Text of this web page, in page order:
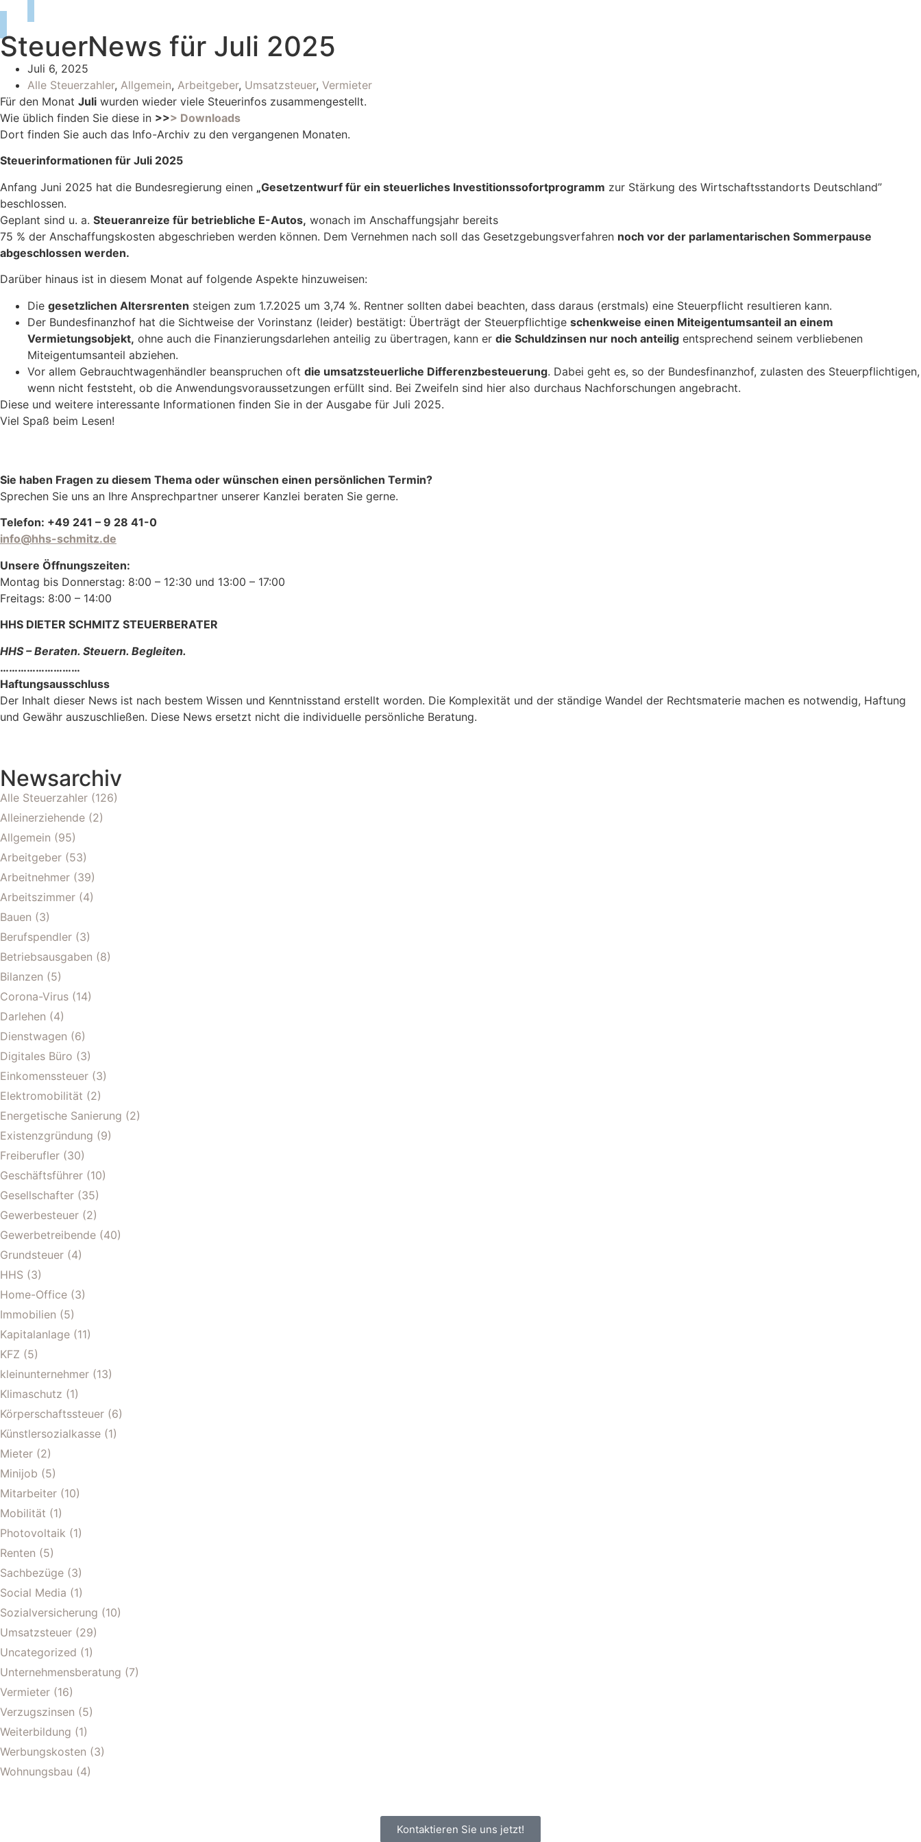
SteuerNews für Juli 2025
Juli 6, 2025
Alle Steuerzahler, Allgemein, Arbeitgeber, Umsatzsteuer, Vermieter
Für den Monat Juli wurden wieder viele Steuerinfos zusammengestellt.
Wie üblich finden Sie diese in >>> Downloads
Dort finden Sie auch das Info-Archiv zu den vergangenen Monaten.
Steuerinformationen für Juli 2025
Anfang Juni 2025 hat die Bundesregierung einen „Gesetzentwurf für ein steuerliches Investitionssofortprogramm zur Stärkung des Wirtschaftsstandorts Deutschland”
beschlossen.
Geplant sind u. a. Steueranreize für betriebliche E-Autos, wonach im Anschaffungsjahr bereits
75 % der Anschaffungskosten abgeschrieben werden können. Dem Vernehmen nach soll das Gesetzgebungsverfahren noch vor der parlamentarischen Sommerpause
abgeschlossen werden.
Darüber hinaus ist in diesem Monat auf folgende Aspekte hinzuweisen:
Die gesetzlichen Altersrenten steigen zum 1.7.2025 um 3,74 %. Rentner sollten dabei beachten, dass daraus (erstmals) eine Steuerpflicht resultieren kann.
Der Bundesfinanzhof hat die Sichtweise der Vorinstanz (leider) bestätigt: Überträgt der Steuerpflichtige schenkweise einen Miteigentumsanteil an einem
Vermietungsobjekt, ohne auch die Finanzierungsdarlehen anteilig zu übertragen, kann er die Schuldzinsen nur noch anteilig entsprechend seinem verbliebenen
Miteigentumsanteil abziehen.
Vor allem Gebrauchtwagenhändler beanspruchen oft die umsatzsteuerliche Differenzbesteuerung. Dabei geht es, so der Bundesfinanzhof, zulasten des Steuerpflichtigen,
wenn nicht feststeht, ob die Anwendungsvoraussetzungen erfüllt sind. Bei Zweifeln sind hier also durchaus Nachforschungen angebracht.
Diese und weitere interessante Informationen finden Sie in der Ausgabe für Juli 2025.
Viel Spaß beim Lesen!
Sie haben Fragen zu diesem Thema oder wünschen einen persönlichen Termin?
Sprechen Sie uns an Ihre Ansprechpartner unserer Kanzlei beraten Sie gerne.
Telefon: +49 241 – 9 28 41-0
info@hhs-schmitz.de
Unsere Öffnungszeiten:
Montag bis Donnerstag: 8:00 – 12:30 und 13:00 – 17:00
Freitags: 8:00 – 14:00
HHS DIETER SCHMITZ STEUERBERATER
HHS – Beraten. Steuern. Begleiten.
………………………
Haftungsausschluss
Der Inhalt dieser News ist nach bestem Wissen und Kenntnisstand erstellt worden. Die Komplexität und der ständige Wandel der Rechtsmaterie machen es notwendig, Haftung
und Gewähr auszuschließen. Diese News ersetzt nicht die individuelle persönliche Beratung.
Newsarchiv
Alle Steuerzahler (126)
Alleinerziehende (2)
Allgemein (95)
Arbeitgeber (53)
Arbeitnehmer (39)
Arbeitszimmer (4)
Bauen (3)
Berufspendler (3)
Betriebsausgaben (8)
Bilanzen (5)
Corona-Virus (14)
Darlehen (4)
Dienstwagen (6)
Digitales Büro (3)
Einkomenssteuer (3)
Elektromobilität (2)
Energetische Sanierung (2)
Existenzgründung (9)
Freiberufler (30)
Geschäftsführer (10)
Gesellschafter (35)
Gewerbesteuer (2)
Gewerbetreibende (40)
Grundsteuer (4)
HHS (3)
Home-Office (3)
Immobilien (5)
Kapitalanlage (11)
KFZ (5)
kleinunternehmer (13)
Klimaschutz (1)
Körperschaftssteuer (6)
Künstlersozialkasse (1)
Mieter (2)
Minijob (5)
Mitarbeiter (10)
Mobilität (1)
Photovoltaik (1)
Renten (5)
Sachbezüge (3)
Social Media (1)
Sozialversicherung (10)
Umsatzsteuer (29)
Uncategorized (1)
Unternehmensberatung (7)
Vermieter (16)
Verzugszinsen (5)
Weiterbildung (1)
Werbungskosten (3)
Wohnungsbau (4)
Kontaktieren Sie uns jetzt!